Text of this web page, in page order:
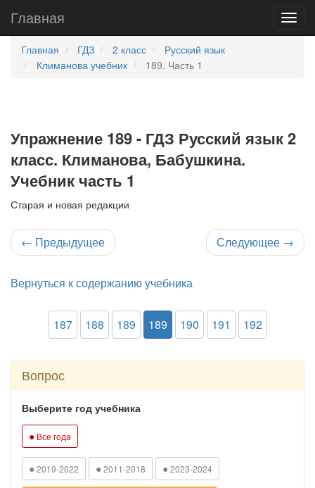
Главная
Главная ГДЗ 2 класс
Русский язык
Климанова учебник
189. Часть 1
Упражнение 189 - ГДЗ Русский язык 2
класс. Климанова, Бабушкина.
Учебник часть 1
Старая и новая редакции
← Предыдущее Следующее →
Вернуться к содержанию учебника
187 188 189 189 190 191 192
Вопрос
Выберите год учебника
● Все года
● 2019-2022 ● 2011-2018 ● 2023-2024